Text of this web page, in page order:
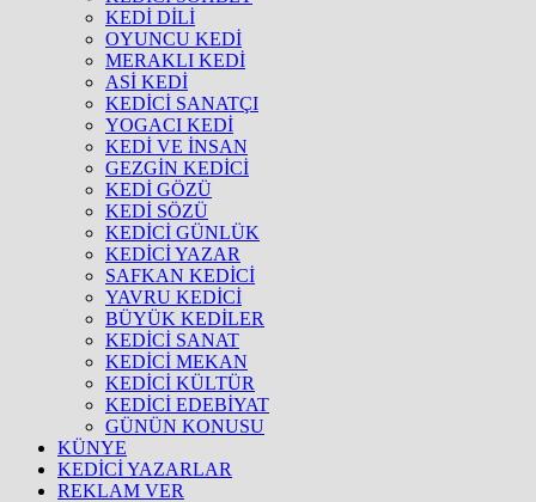
KEDİ DİLİ
OYUNCU KEDİ
MERAKLI KEDİ
ASİ KEDİ
KEDİCİ SANATÇI
YOGACI KEDİ
KEDİ VE İNSAN
GEZGİN KEDİCİ
KEDİ GÖZÜ
KEDİ SÖZÜ
KEDİCİ GÜNLÜK
KEDİCİ YAZAR
SAFKAN KEDİCİ
YAVRU KEDİCİ
BÜYÜK KEDİLER
KEDİCİ SANAT
KEDİCİ MEKAN
KEDİCİ KÜLTÜR
KEDİCİ EDEBİYAT
GÜNÜN KONUSU
KÜNYE
KEDİCİ YAZARLAR
REKLAM VER